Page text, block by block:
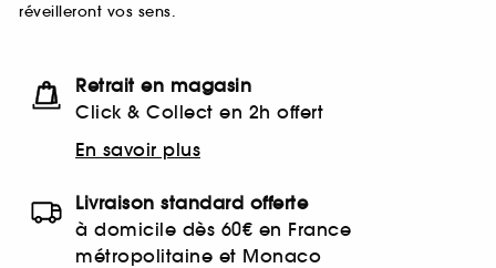
réveilleront vos sens.
Retrait en magasin
Click & Collect en 2h offert
En savoir plus
Livraison standard offerte
à domicile dès 60€ en France
métropolitaine et Monaco